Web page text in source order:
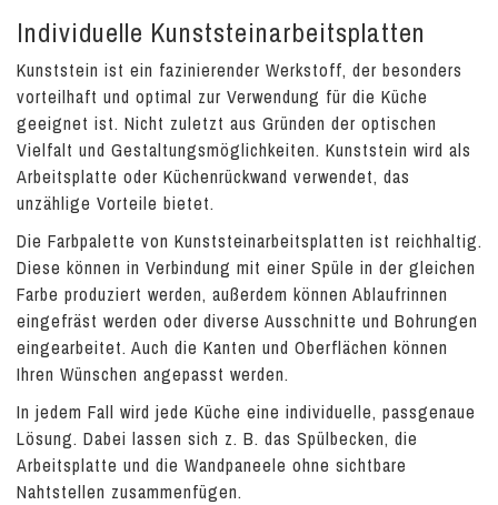
Individuelle Kunststeinarbeitsplatten
Kunststein ist ein fazinierender Werkstoff, der besonders
vorteilhaft und optimal zur Verwendung für die Küche
geeignet ist. Nicht zuletzt aus Gründen der optischen
Vielfalt und Gestaltungsmöglichkeiten. Kunststein wird als
Arbeitsplatte oder Küchenrückwand verwendet, das
unzählige Vorteile bietet.
Die Farbpalette von Kunststeinarbeitsplatten ist reichhaltig.
Diese können in Verbindung mit einer Spüle in der gleichen
Farbe produziert werden, außerdem können Ablaufrinnen
eingefräst werden oder diverse Ausschnitte und Bohrungen
eingearbeitet. Auch die Kanten und Oberflächen können
Ihren Wünschen angepasst werden.
In jedem Fall wird jede Küche eine individuelle, passgenaue
Lösung. Dabei lassen sich z. B. das Spülbecken, die
Arbeitsplatte und die Wandpaneele ohne sichtbare
Nahtstellen zusammenfügen.